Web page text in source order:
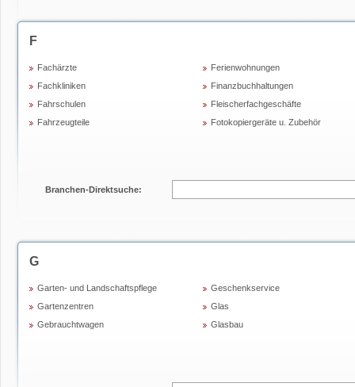
F
Fachärzte
Fachkliniken
Fahrschulen
Fahrzeugteile
Ferienwohnungen
Finanzbuchhaltungen
Fleischerfachgeschäfte
Fotokopiergeräte u. Zubehör
Branchen-Direktsuche:
G
Garten- und Landschaftspflege
Gartenzentren
Gebrauchtwagen
Geschenkservice
Glas
Glasbau